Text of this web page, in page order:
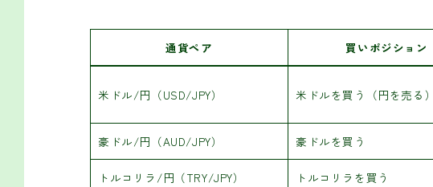
通貨ペア 買いポジション
米ドル/円（USD/JPY） 米ドルを買う（円を売る）
豪ドル/円（AUD/JPY） 豪ドルを買う
トルコリラ/円（TRY/JPY） トルコリラを買う